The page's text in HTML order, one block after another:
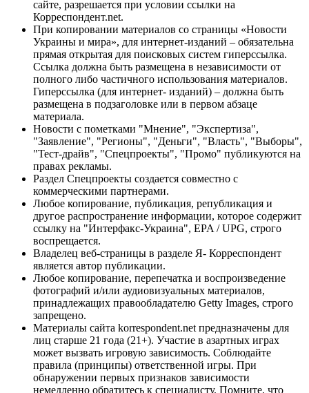
сайте, разрешается при условии ссылки на
Корреспондент.net.
При копировании материалов со страницы «Новости
Украины и мира», для интернет-изданий – обязательна
прямая открытая для поисковых систем гиперссылка.
Ссылка должна быть размещена в независимости от
полного либо частичного использования материалов.
Гиперссылка (для интернет- изданий) – должна быть
размещена в подзаголовке или в первом абзаце
материала.
Новости с пометками "Мнение", "Экспертиза",
"Заявление", "Регионы", "Деньги", "Власть", "Выборы",
"Тест-драйв", "Спецпроекты", "Промо" публикуются на
правах рекламы.
Раздел Спецпроекты создается совместно с
коммерческими партнерами.
Любое копирование, публикация, републикация и
другое распространение информации, которое содержит
ссылку на "Интерфакс-Украина", EPA / UPG, строго
воспрещается.
Владелец веб-страницы в разделе Я- Корреспондент
является автор публикации.
Любое копирование, перепечатка и воспроизведение
фотографий и/или аудиовизуальных материалов,
принадлежащих правообладателю Getty Images, строго
запрещено.
Материалы сайта korrespondent.net предназначены для
лиц старше 21 года (21+). Участие в азартных играх
может вызвать игровую зависимость. Соблюдайте
правила (принципы) ответственной игры. При
обнаружении первых признаков зависимости
немедленно обратитесь к специалисту. Помните, что